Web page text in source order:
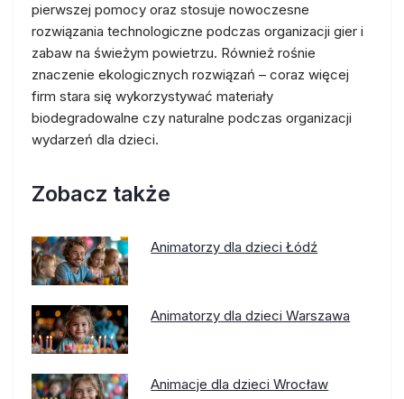
pierwszej pomocy oraz stosuje nowoczesne
rozwiązania technologiczne podczas organizacji gier i
zabaw na świeżym powietrzu. Również rośnie
znaczenie ekologicznych rozwiązań – coraz więcej
firm stara się wykorzystywać materiały
biodegradowalne czy naturalne podczas organizacji
wydarzeń dla dzieci.
Zobacz także
Animatorzy dla dzieci Łódź
Animatorzy dla dzieci Warszawa
Animacje dla dzieci Wrocław